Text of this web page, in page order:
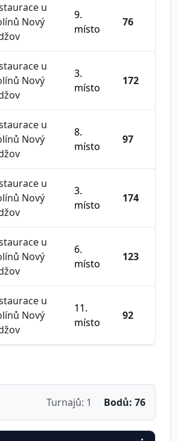
u
Nový
9.
místo
76
u
Nový
3.
místo
172
u
Nový
8.
místo
97
u
Nový
3.
místo
174
u
Nový
6.
místo
123
u
Nový
11.
místo
92
Turnajů: 1 Bodů: 76